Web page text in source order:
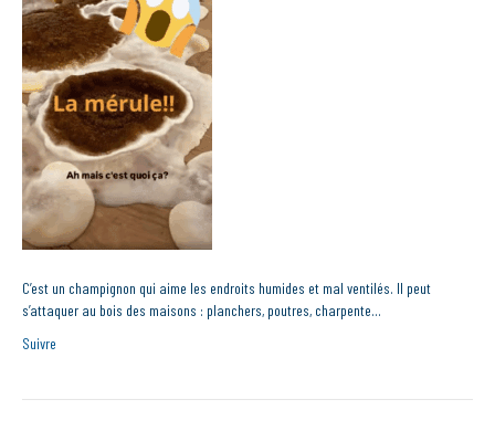
C’est un champignon qui aime les endroits humides et mal ventilés. Il peut
s’attaquer au bois des maisons : planchers, poutres, charpente…
Suivre